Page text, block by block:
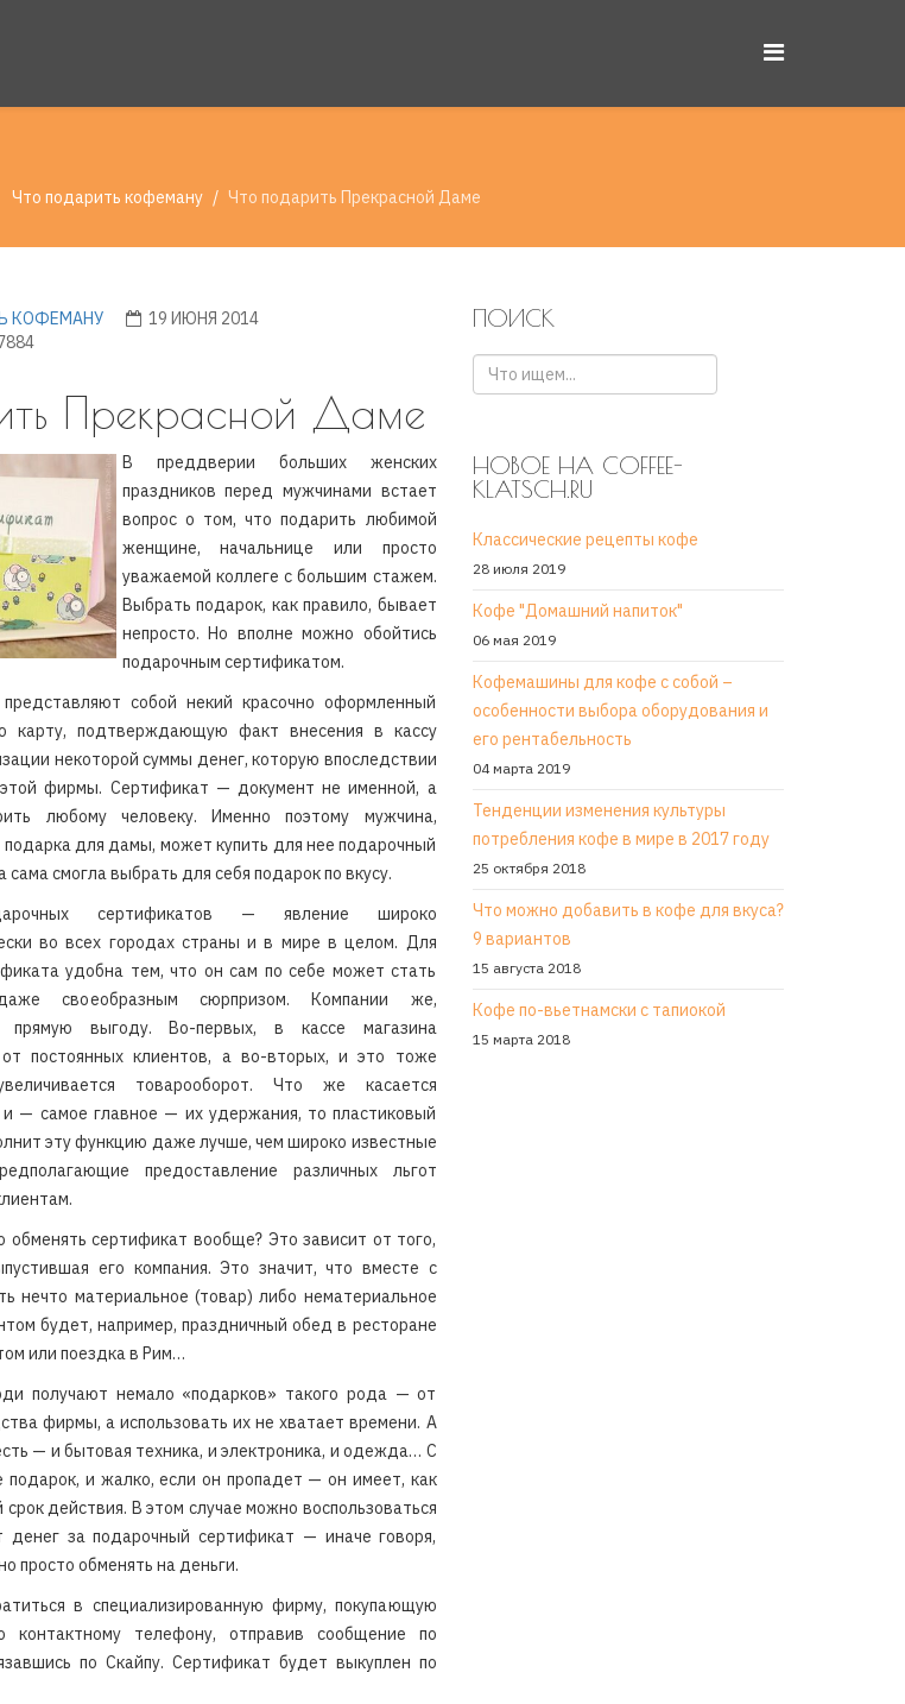
Что подарить кофеману Что подарить Прекрасной Даме
КОФЕМАНУ
19 ИЮНЯ 2014
Прекрасной Даме
В преддверии больших женских
праздников перед мужчинами встает
вопрос о том, что подарить любимой
женщине, начальнице или просто
уважаемой коллеге с большим стажем.
Выбрать подарок, как правило, бывает
непросто. Но вполне можно обойтись
подарочным сертификатом.
собой некий красочно оформленный
карту, подтверждающую факт внесения в кассу
некоторой суммы денег, которую впоследствии
фирмы. Сертификат — документ не именной, а
любому человеку. Именно поэтому мужчина,
для дамы, может купить для нее подарочный
смогла выбрать для себя подарок по вкусу.
сертификатов — явление широко
во всех городах страны и в мире в целом. Для
удобна тем, что он сам по себе может стать
своеобразным сюрпризом. Компании же,
выгоду. Во-первых, в кассе магазина
от постоянных клиентов, а во-вторых, и это тоже
товарооборот. Что же касается
и — самое главное — их удержания, то пластиковый
эту функцию даже лучше, чем широко известные
предоставление различных льгот
сертификат вообще? Это зависит от того,
его компания. Это значит, что вместе с
нечто материальное (товар) либо нематериальное
будет, например, праздничный обед в ресторане
или поездка в Рим…
получают немало «подарков» такого рода — от
фирмы, а использовать их не хватает времени. А
— и бытовая техника, и электроника, и одежда… С
подарок, и жалко, если он пропадет — он имеет, как
действия. В этом случае можно воспользоваться
денег за подарочный сертификат — иначе говоря,
просто обменять на деньги.
в специализированную фирму, покупающую
контактному телефону, отправив сообщение по
по Скайпу. Сертификат будет выкуплен по
ПОИСК
НОВОЕ НА COFFEE-
KLATSCH.RU
Классические рецепты кофе
28 июля 2019
Кофе "Домашний напиток"
06 мая 2019
Кофемашины для кофе с собой –
особенности выбора оборудования и
его рентабельность
04 марта 2019
Тенденции изменения культуры
потребления кофе в мире в 2017 году
25 октября 2018
Что можно добавить в кофе для вкуса?
9 вариантов
15 августа 2018
Кофе по-вьетнамски с тапиокой
15 марта 2018